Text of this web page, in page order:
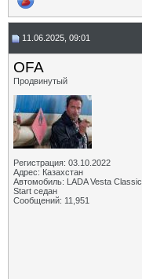
11.06.2025, 09:01
OFA
Продвинутый
Регистрация: 03.10.2022
Адрес: Казахстан
Автомобиль: LADA Vesta Classic
Start седан
Сообщений: 11,951